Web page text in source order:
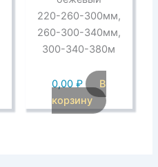
220-260-300мм,
260-300-340мм,
300-340-380м
0,00 ₽
В
корзину